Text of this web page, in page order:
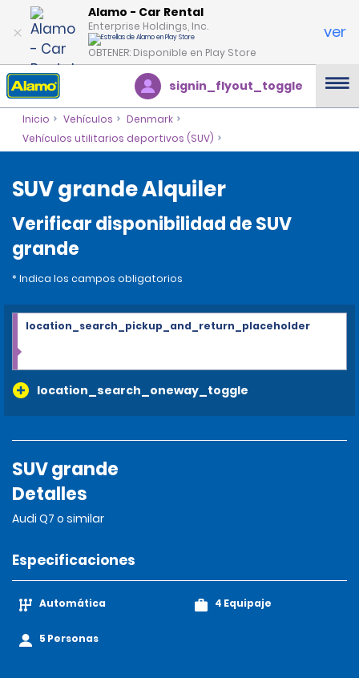
Alamo - Car Rental
Enterprise Holdings, Inc.
OBTENER: Disponible en Play Store
ver
signin_flyout_toggle
Inicio Vehículos
Denmark
Vehículos utilitarios deportivos (SUV)
SUV grande Alquiler
Verificar disponibilidad de SUV
grande
* Indica los campos obligatorios
location_search_oneway_toggle
location_search_pickup_and_return_placeholder
SUV grande
Detalles
Audi Q7 o similar
Especificaciones
Automática
5 Personas
4 Equipaje